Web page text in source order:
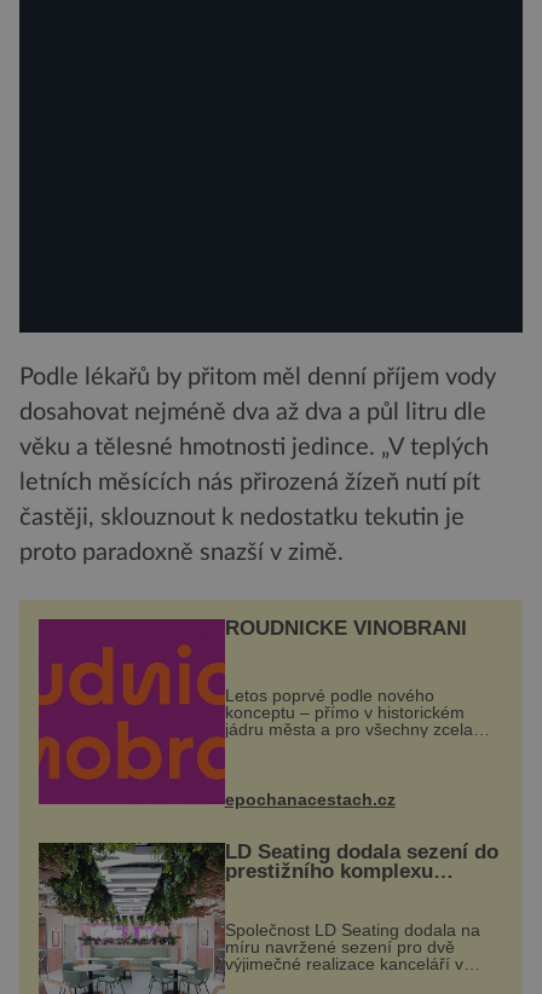
Podle lékařů by přitom měl denní příjem vody
dosahovat nejméně dva až dva a půl litru dle
věku a tělesné hmotnosti jedince. „V teplých
letních měsících nás přirozená žízeň nutí pít
častěji, sklouznout k nedostatku tekutin je
proto paradoxně snazší v zimě.
ROUDNICKÉ VINOBRANÍ
Letos poprvé podle nového
konceptu – přímo v historickém
jádru města a pro všechny zcela
zdarma. Hlavní program se
náměstí. Návštěvníci se mohou těšit
na víno, burčák, pes...
epochanacestach.cz
LD Seating dodala sezení do
prestižního komplexu
MediaCityUK v Salfordu
Společnost LD Seating dodala na
míru navržené sezení pro dvě
výjimečné realizace kanceláří v
areálu MediaCityUK v anglickém